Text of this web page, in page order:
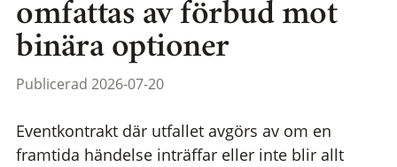
omfattas av förbud mot
binära optioner
Publicerad 2026-07-20
Eventkontrakt där utfallet avgörs av om en
framtida händelse inträffar eller inte blir allt